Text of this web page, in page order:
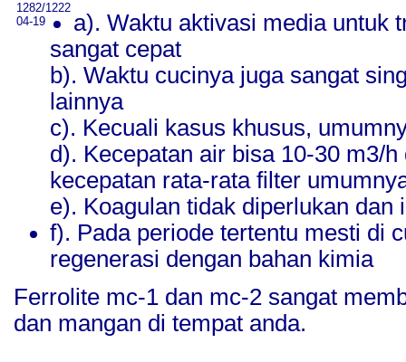
1282/1222
04-19
a). Waktu aktivasi media untuk
sangat cepat
b). Waktu cucinya juga sangat
lainnya
c). Kecuali kasus khusus,
d). Kecepatan air bisa 10-30 m3/
kecepatan rata-rata filter
e). Koagulan tidak diperlukan
f). Pada periode tertentu mesti di
regenerasi dengan bahan kimia
Ferrolite mc-1 dan mc-2 sangat
dan mangan di tempat anda.